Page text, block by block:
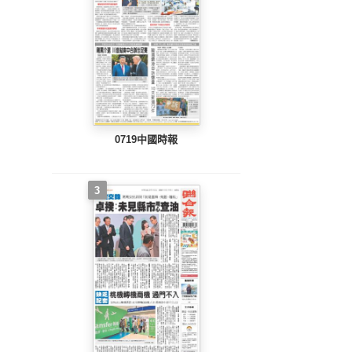
0719中國時報
3